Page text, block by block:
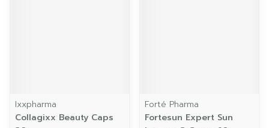
Ixxpharma
Collagixx Beauty Caps
Forté Pharma
Fortesun Expert Sun